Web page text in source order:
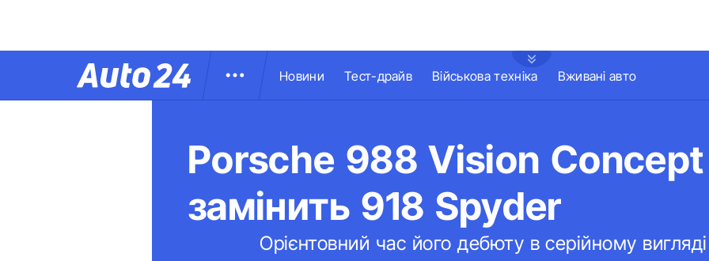
Новини Тест-драйв Військова техніка Вживані авто
Porsche 988 Vision
замінить 918 Spyder
Орієнтовний час його дебюту в серійному